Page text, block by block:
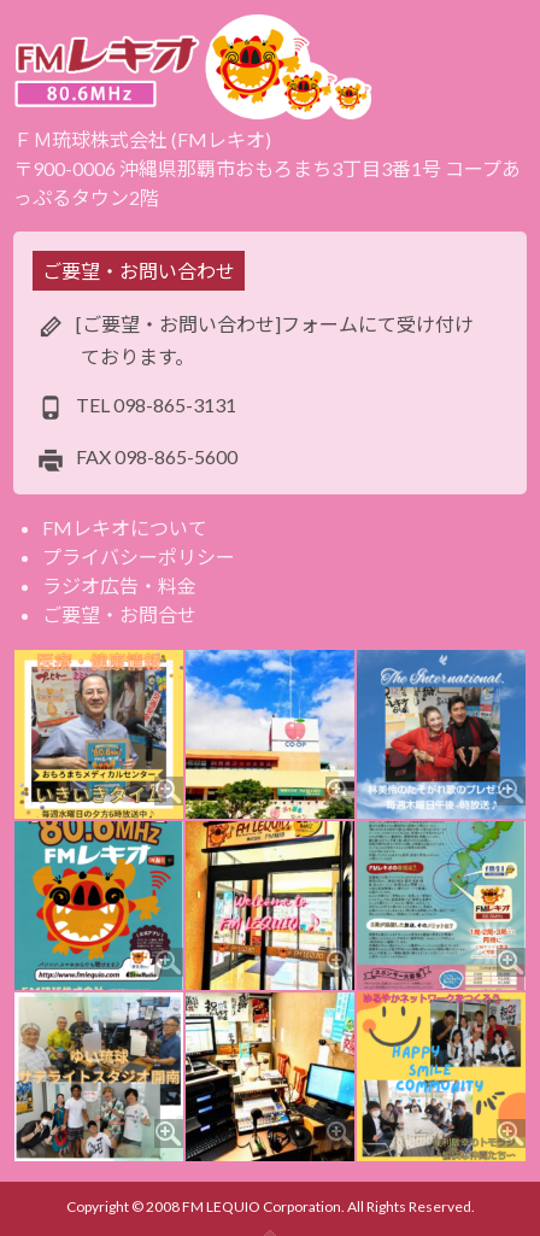
ＦＭ琉球株式会社 (FMレキオ)
〒900-0006 沖縄県那覇市おもろまち3丁目3番1号 コープあ
っぷるタウン2階
ご要望・お問い合わせ
[ご要望・お問い合わせ]フォームにて受け付け
ております。
TEL098-865-3131
FAX098-865-5600
FMレキオについて
プライバシーポリシー
ラジオ広告・料金
ご要望・お問合せ
Copyright © 2008 FM LEQUIO Corporation. All Rights Reserved.